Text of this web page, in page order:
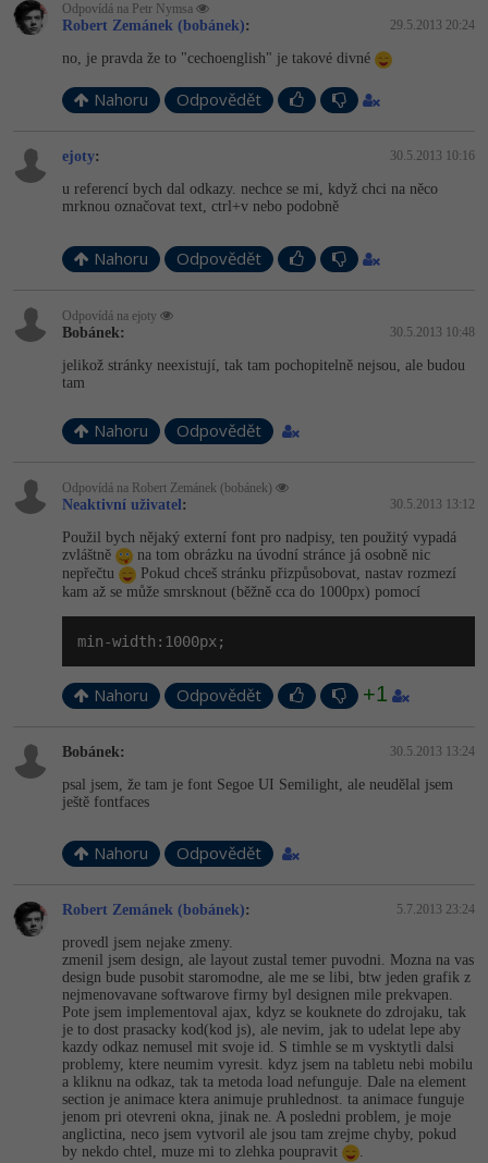
Odpovídá na Petr Nymsa
Robert Zemánek (bobánek): 29.5.2013 20:24
no, je pravda že to "cechoenglish" je takové divné
Nahoru Odpovědět
ejoty: 30.5.2013 10:16
u referencí bych dal odkazy. nechce se mi, když chci na něco
mrknou označovat text, ctrl+v nebo podobně
Nahoru Odpovědět
Odpovídá na ejoty
Bobánek: 30.5.2013 10:48
jelikož stránky neexistují, tak tam pochopitelně nejsou, ale budou
tam
Nahoru Odpovědět
Odpovídá na Robert Zemánek (bobánek)
Neaktivní uživatel: 30.5.2013 13:12
Použil bych nějaký externí font pro nadpisy, ten použitý vypadá
zvláštně
na tom obrázku na úvodní stránce já osobně nic
nepřečtu
Pokud chceš stránku přizpůsobovat, nastav rozmezí
kam až se může smrsknout (běžně cca do 1000px) pomocí
min-width:1000px;
Nahoru Odpovědět +1
Bobánek: 30.5.2013 13:24
psal jsem, že tam je font Segoe UI Semilight, ale neudělal jsem
ještě fontfaces
Nahoru Odpovědět
Robert Zemánek (bobánek): 5.7.2013 23:24
provedl jsem nejake zmeny.
zmenil jsem design, ale layout zustal temer puvodni. Mozna na vas
design bude pusobit staromodne, ale me se libi, btw jeden grafik z
nejmenovavane softwarove firmy byl designen mile prekvapen.
Pote jsem implementoval ajax, kdyz se kouknete do zdrojaku, tak
je to dost prasacky kod(kod js), ale nevim, jak to udelat lepe aby
kazdy odkaz nemusel mit svoje id. S timhle se m vysktytli dalsi
problemy, ktere neumim vyresit. kdyz jsem na tabletu nebi mobilu
a kliknu na odkaz, tak ta metoda load nefunguje. Dale na element
section je animace ktera animuje pruhlednost. ta animace funguje
jenom pri otevreni okna, jinak ne. A posledni problem, je moje
anglictina, neco jsem vytvoril ale jsou tam zrejme chyby, pokud
by nekdo chtel, muze mi to zlehka poupravit
.